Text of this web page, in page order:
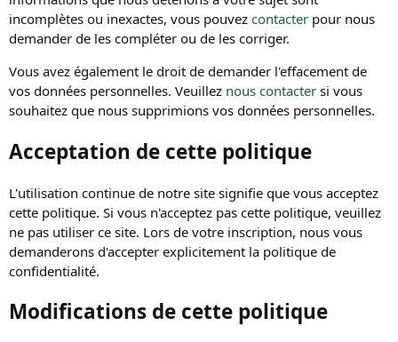
incomplètes ou inexactes, vous pouvez contacter pour nous
demander de les compléter ou de les corriger.
Vous avez également le droit de demander l'effacement de
vos données personnelles. Veuillez nous contacter si vous
souhaitez que nous supprimions vos données personnelles.
Acceptation de cette politique
L'utilisation continue de notre site signifie que vous acceptez
cette politique. Si vous n'acceptez pas cette politique, veuillez
ne pas utiliser ce site. Lors de votre inscription, nous vous
demanderons d'accepter explicitement la politique de
confidentialité.
Modifications de cette politique